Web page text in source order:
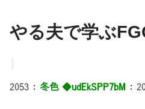
やる夫で学ぶ
2053 ： 冬色 ◆udEkSPP7bM ：